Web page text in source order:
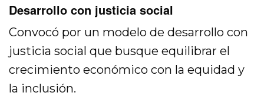
Desarrollo con justicia social
Convocó por un modelo de desarrollo con
justicia social que busque equilibrar el
crecimiento económico con la equidad y
la inclusión.